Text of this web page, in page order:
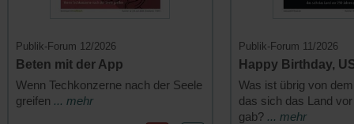
Publik-Forum 12/2026
Beten mit der App
Wenn Techkonzerne nach der Seele
greifen ... mehr
Publik-Forum 11/2026
Happy Birthday,
Was ist übrig von
das sich das Land
gab? ... mehr